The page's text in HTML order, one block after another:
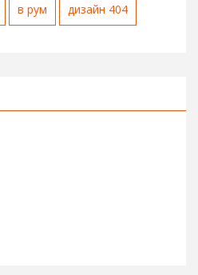
в рум дизайн 404